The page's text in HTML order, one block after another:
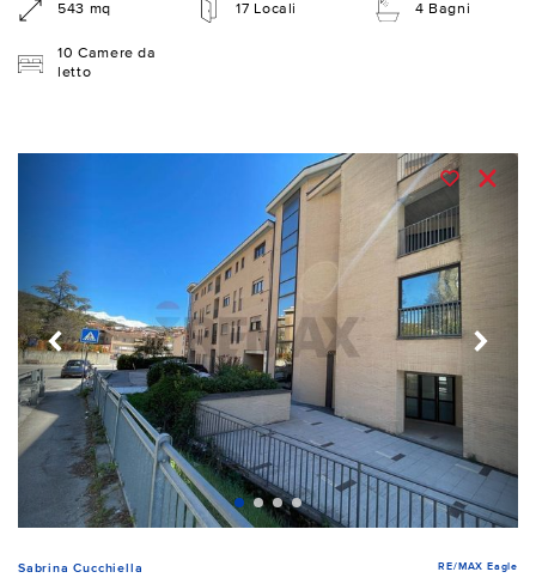
543 mq 17 Locali 4 Bagni
10 Camere da
letto
Sabrina Cucchiella RE/MAX Eagle